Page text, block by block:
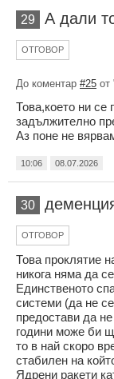
29 А дали
ОТГОВОР
До коментар #25 от
Това,което ни
задължително
Аз поне не
10:06 08.07.2026
30
ОТГОВОР
Това проклятие
никога няма да
Единственото
системи (да не
предостави да
години може би
то в най скоро
стабилен на
Ядрени ракети